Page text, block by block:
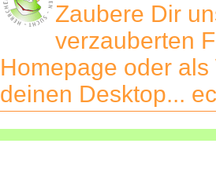
Zaubere Dir
verzauberten
Homepage oder
deinen Desktop...